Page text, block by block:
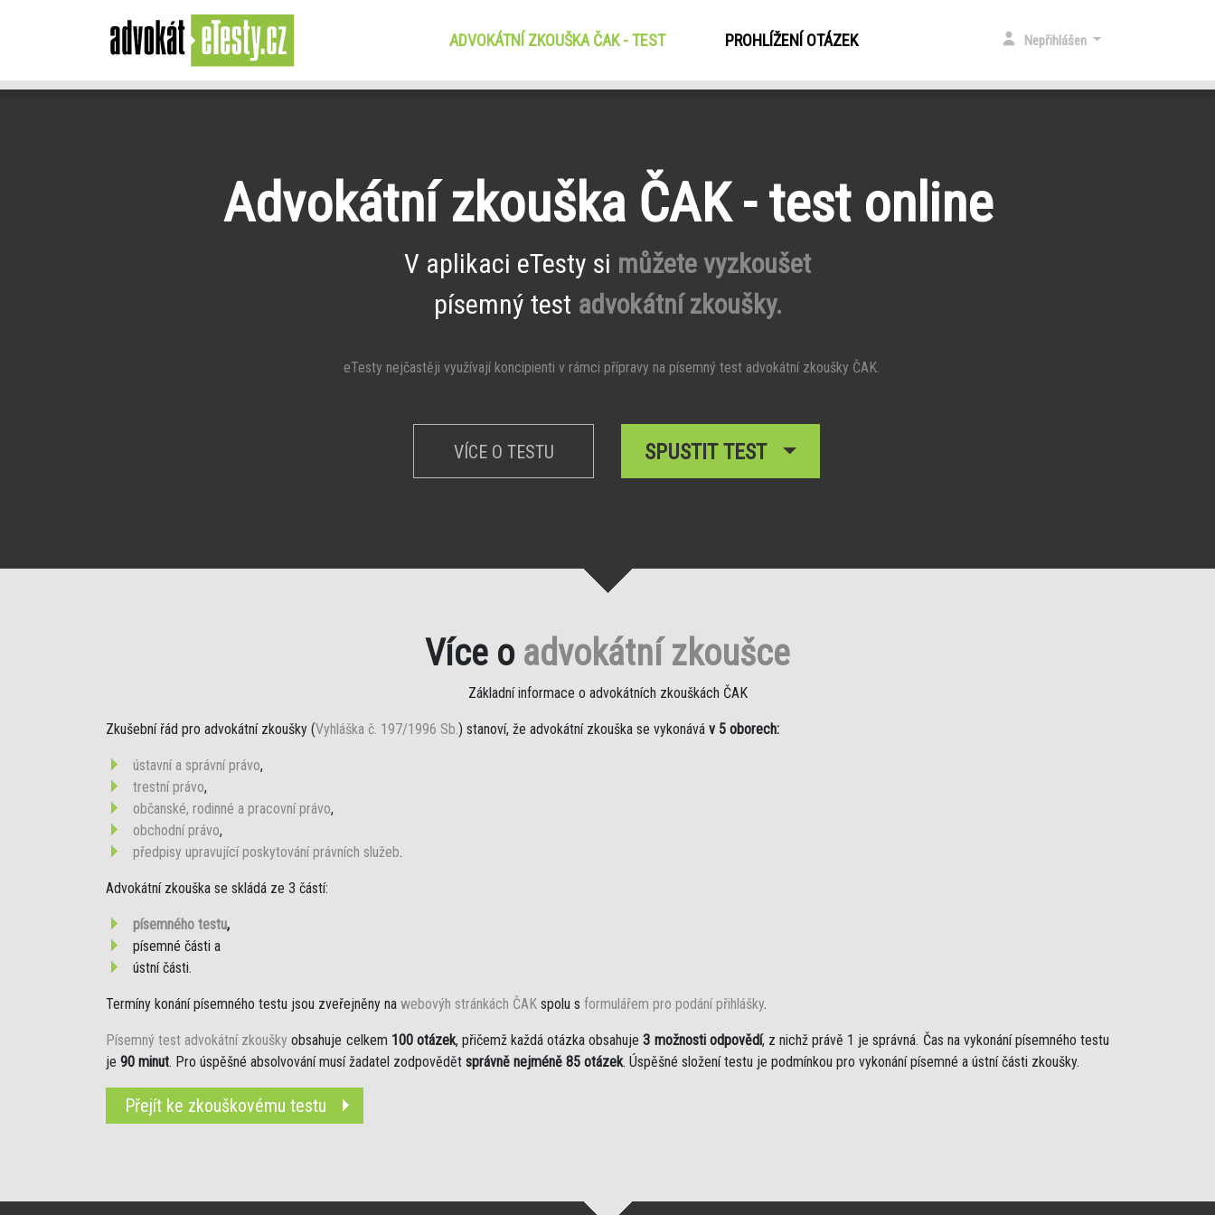
ADVOKÁTNÍ ZKOUŠKA ČAK - TEST(CURRENT)PROHLÍŽENÍ OTÁZEK Nepřihlášen
Advokátní zkouška ČAK - test online
V aplikaci eTesty si můžete vyzkoušet
písemný test advokátní zkoušky.
eTesty nejčastěji využívají koncipienti v rámci přípravy na písemný test advokátní zkoušky ČAK.
VÍCE O TESTU SPUSTIT TEST
Více o advokátní zkoušce
Základní informace o advokátních zkouškách ČAK
Zkušební řád pro advokátní zkoušky (Vyhláška č. 197/1996 Sb.) stanoví, že advokátní zkouška se vykonává v 5 oborech:
ústavní a správní právo,
trestní právo,
občanské, rodinné a pracovní právo,
obchodní právo,
předpisy upravující poskytování právních služeb.
Advokátní zkouška se skládá ze 3 částí:
písemného testu,
písemné části a
ústní části.
Termíny konání písemného testu jsou zveřejněny na webovýh stránkách ČAK spolu s formulářem pro podání přihlášky.
Písemný test advokátní zkoušky obsahuje celkem 100 otázek, přičemž každá otázka obsahuje3 možnosti odpovědí, z nichž právě 1 je správná. Čas na vykonání písemného testu
je 90 minut. Pro úspěšné absolvování musí žadatel zodpovědět správně nejméně 85 otázek. Úspěšné složení testu je podmínkou pro vykonání písemné a ústní části zkoušky.
Přejít ke zkouškovému testu